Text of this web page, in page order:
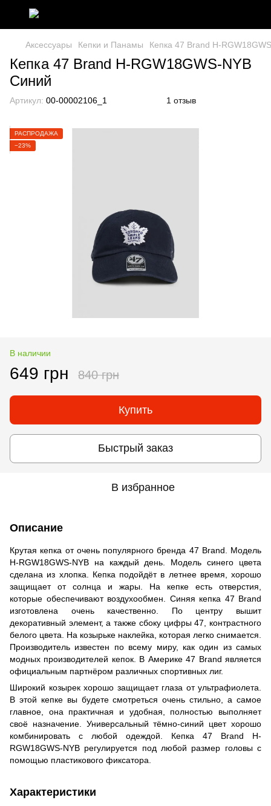
Аксессуары Кепки и Панамы Кепка 47 Brand H-
Кепка 47 Brand H-RGW18GWS-NYB
Синий
Артикул: 00-00002106_1 1 отзыв
РАСПРОДАЖА
−23%
В наличии
649 грн 840 грн
Купить
Быстрый заказ
В избранное
Описание
Крутая кепка от очень популярного бренда 47 Brand. Модель
H-RGW18GWS-NYB на каждый день. Модель синего цвета
сделана из хлопка. Кепка подойдёт в летнее время, хорошо
защищает от солнца и жары. На кепке есть отверстия,
которые обеспечивают воздухообмен. Синяя кепка 47 Brand
изготовлена очень качественно. По центру вышит
декоративный элемент, а также сбоку цифры 47, контрастного
белого цвета. На козырьке наклейка, которая легко снимается.
Производитель известен по всему миру, как один из самых
модных производителей кепок. В Америке 47 Brand является
официальным партнёром различных спортивных лиг.
Широкий козырек хорошо защищает глаза от ультрафиолета.
В этой кепке вы будете смотреться очень стильно, а самое
главное, она практичная и удобная, полностью выполняет
своё назначение. Универсальный тёмно-синий цвет хорошо
комбинировать с любой одеждой. Кепка 47 Brand H-
RGW18GWS-NYB регулируется под любой размер головы с
помощью пластикового фиксатора.
Характеристики